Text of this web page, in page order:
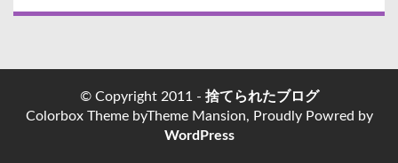
© Copyright 2011 - 捨てられたブログ
Colorbox Theme byTheme Mansion, Proudly Powred by
WordPress